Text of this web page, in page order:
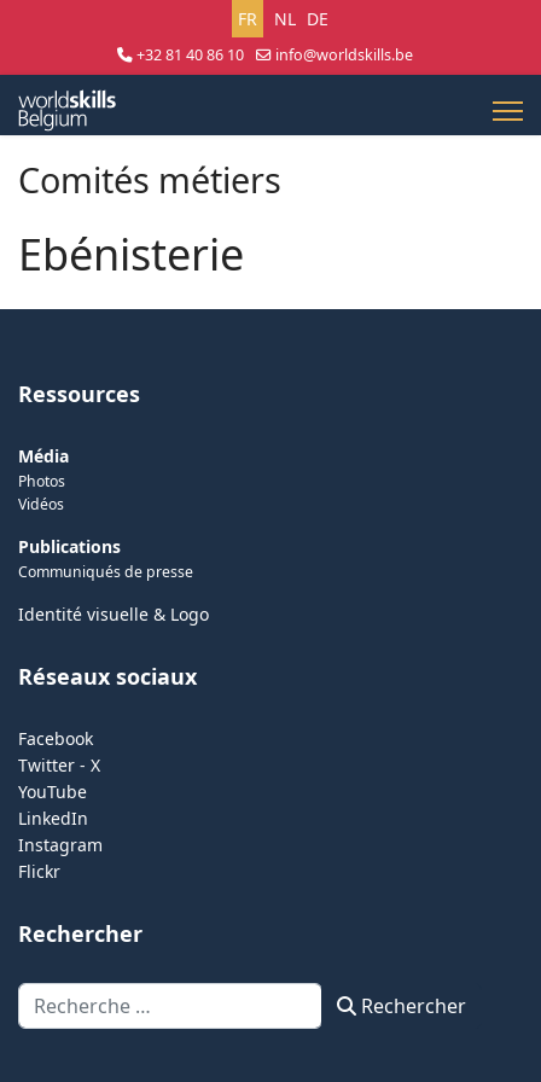
Sélectionnez votre langue
FR NL DE
+32 81 40 86 10
info@worldskills.be
Comités métiers
Ebénisterie
Ressources
Média
Photos
Vidéos
Publications
Communiqués de presse
Identité visuelle & Logo
Réseaux sociaux
Facebook
Twitter - X
YouTube
LinkedIn
Instagram
Flickr
Rechercher
Rechercher Rechercher